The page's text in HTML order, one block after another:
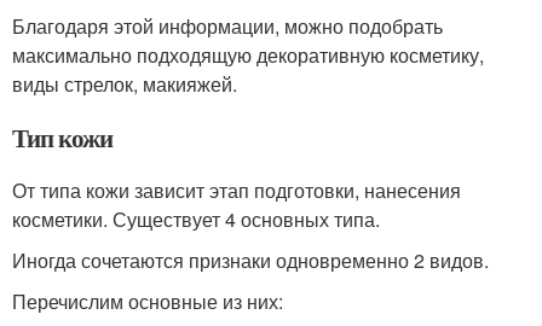
Благодаря этой информации, можно подобрать
максимально подходящую декоративную косметику,
виды стрелок, макияжей.
Тип кожи
От типа кожи зависит этап подготовки, нанесения
косметики. Существует 4 основных типа.
Иногда сочетаются признаки одновременно 2 видов.
Перечислим основные из них: